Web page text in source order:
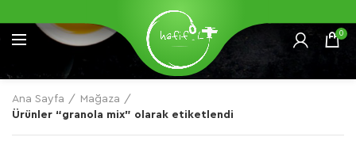
0
Ana Sayfa
Mağaza
Ürünler “granola mix” olarak etiketlendi